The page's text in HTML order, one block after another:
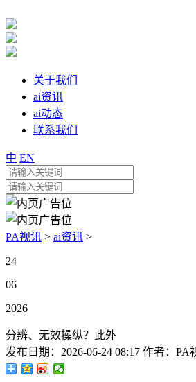
关于我们
ai资讯
ai动态
联系我们
中 EN
PA视讯 > ai资讯 >
24
06
2026
分辨、无效操纵？此外
发布日期： 2026-06-24 08:17 作者： PA